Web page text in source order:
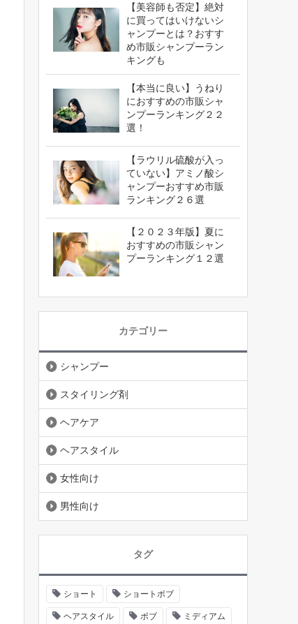
【美容師も否定】絶対
に買ってはいけないシ
ャンプーとは？おすす
め市販シャンプーラン
キングも
【本当に良い】うねり
におすすめの市販シャ
ンプーランキング２２
選！
【ラウリル硫酸が入っ
ていない】アミノ酸シ
ャンプーおすすめ市販
ランキング２６選
【２０２３年版】夏に
おすすめの市販シャン
プーランキング１２選
カテゴリー
シャンプー
スタイリング剤
ヘアケア
ヘアスタイル
女性向け
男性向け
タグ
ショート ショートボブ
ヘアスタイル ボブ ミディアム